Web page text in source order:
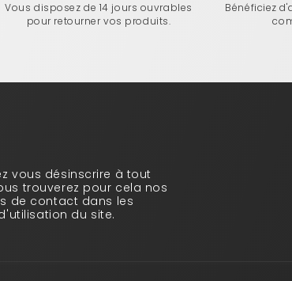
Vous disposez de 14 jours ouvrables
pour retourner vos produits.
Bénéficiez
vous désinscrire à tout
trouverez pour cela nos
de contact dans les
du site.